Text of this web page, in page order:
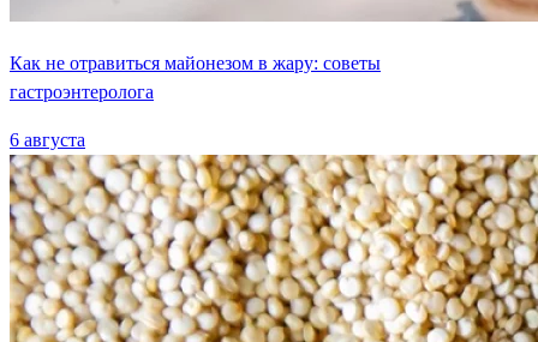
Как не отравиться майонезом в жару: советы
гастроэнтеролога
6 августа